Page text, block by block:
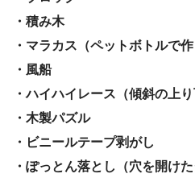
・積み木
・マラカス（ペットボトルで作
・風船
・ハイハイレース（傾斜の上り
・木製パズル
・ビニールテープ剥がし
・ぽっとん落とし（穴を開け